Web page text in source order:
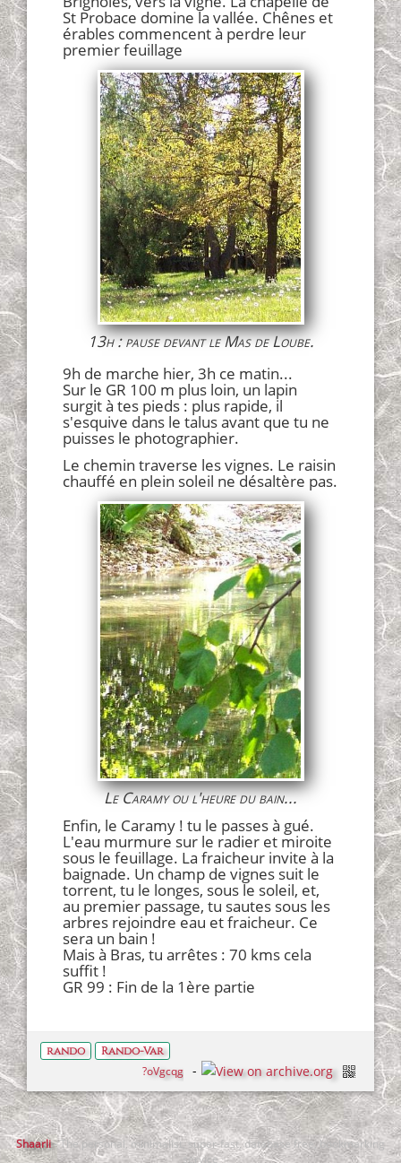
St Probace domine la vallée. Chênes et
érables commencent à perdre leur
premier feuillage
13h : pause devant le Mas de Loube.
9h de marche hier, 3h ce matin...
Sur le GR 100 m plus loin, un lapin
surgit à tes pieds : plus rapide, il
s'esquive dans le talus avant que tu ne
puisses le photographier.
Le chemin traverse les vignes. Le raisin
chauffé en plein soleil ne désaltère pas.
Le Caramy ou l'heure du bain...
Enfin, le Caramy ! tu le passes à gué.
L'eau murmure sur le radier et miroite
sous le feuillage. La fraicheur invite à la
baignade. Un champ de vignes suit le
torrent, tu le longes, sous le soleil, et,
au premier passage, tu sautes sous les
arbres rejoindre eau et fraicheur. Ce
sera un bain !
Mais à Bras, tu arrêtes : 70 kms cela
suffit !
GR 99 : Fin de la 1ère partie
rando
Rando-Var
?oVgcqg
Shaarli- The personal, minimalist, super-fast, database free, bookmarking
service